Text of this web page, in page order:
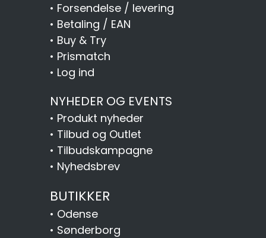
• Forsendelse / levering
• Betaling / EAN
• Buy & Try
• Prismatch
• Log ind
NYHEDER OG EVENTS
• Produkt nyheder
• Tilbud og Outlet
• Tilbudskampagne
• Nyhedsbrev
BUTIKKER
• Odense
• Sønderborg